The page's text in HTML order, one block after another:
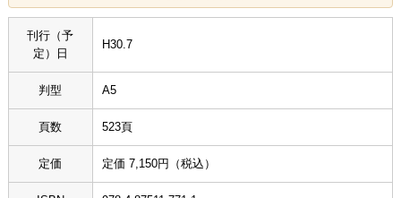
刊行（予
定）日
H30.7
判型 A5
頁数 523頁
定価 定価 7,150円（税込）